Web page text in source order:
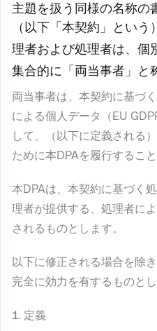
主題を扱う同様の名称の
（以下「 本契約 」という
理者および処理者は、個
集合的に「 両当事者 」と
両当事者は、本契約に基づ
による個人データ（EU
して、（以下に定義される
ために本DPAを履行すること
本DPAは、本契約に基づく
理者が提供する、処理者に
されるものとします。
以下に修正される場合を除
完全に効力を有するものとし
1. 定義